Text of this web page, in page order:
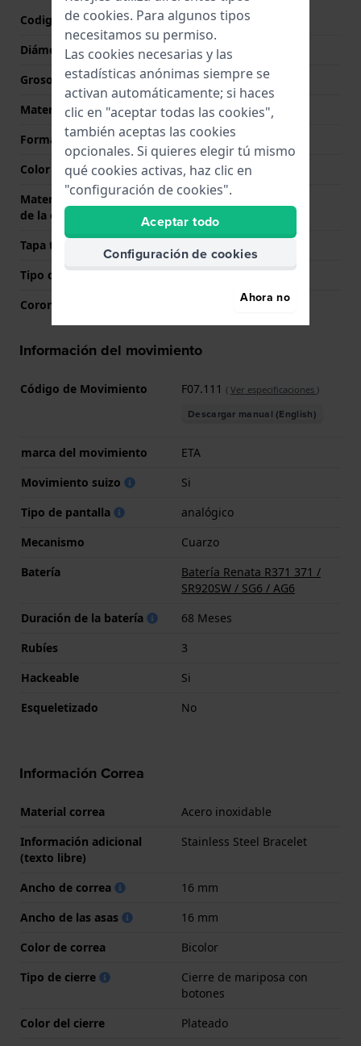
Codigo de caja
5385
Diámetro
34 mm
Grosor de la caja
7 mm
Material
Acero inoxidable
Forma del reloj
Redondo
Color de la caja
Bicolor
Material de la parte trasera
de la caja
Acero inoxidable
Tapa trasera
Tapa de presión
Tipo de cristal
Zafiro
Corona
Corona tipo pull
Información del movimiento
Código de Movimiento F07.111 ( Ver especificaciones )
Descargar manual (English)
marca del movimiento
ETA
Movimiento suizo
Si
Tipo de pantalla
analógico
Mecanismo
Cuarzo
Batería
Batería Renata R371 371 /
SR920SW / SG6 / AG6
Duración de la batería
68 Meses
Rubíes
3
Hackeable
Si
Esqueletizado
No
Información Correa
Material correa
Acero inoxidable
Información adicional
(texto libre)
Stainless Steel Bracelet
Ancho de correa
16 mm
Ancho de las asas
16 mm
Color de correa
Bicolor
Tipo de cierre
Cierre de mariposa con
botones
Color del cierre
Plateado
de cookies. Para algunos tipos
necesitamos su permiso.
Las cookies necesarias y las
estadísticas anónimas siempre se
activan automáticamente; si haces
clic en "aceptar todas las cookies",
también aceptas las cookies
opcionales. Si quieres elegir tú mismo
qué cookies activas, haz clic en
"configuración de cookies".
Aceptar todo
Configuración de cookies
Ahora no